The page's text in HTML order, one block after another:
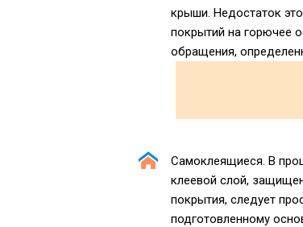
крыши. Недостаток
покрытий на горючее
обращения,
Самоклеящиеся. В
клеевой слой,
покрытия, следует
подготовленному